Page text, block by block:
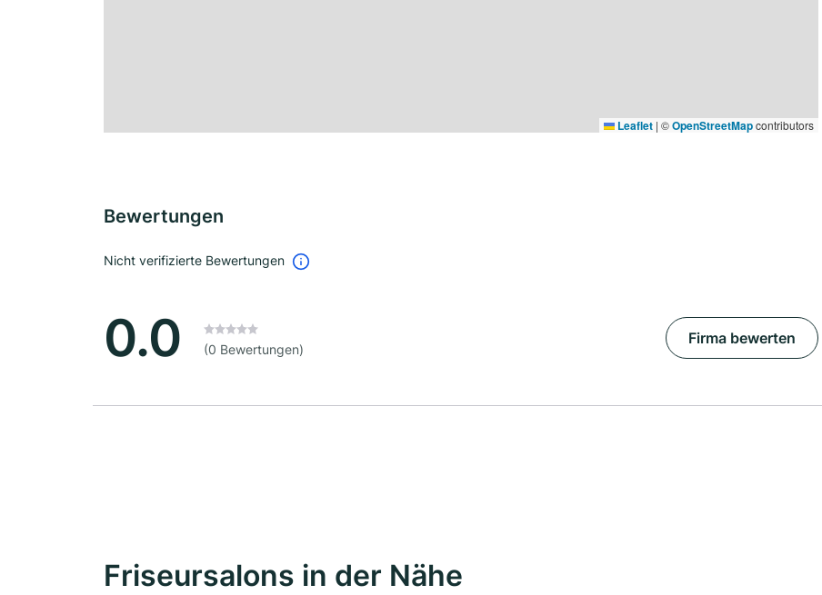
Leaflet | ©OpenStreetMapcontributors
Bewertungen
Nicht verifizierte Bewertungen
0.0 (0 Bewertungen)
Firma bewerten
Friseursalons in der Nähe